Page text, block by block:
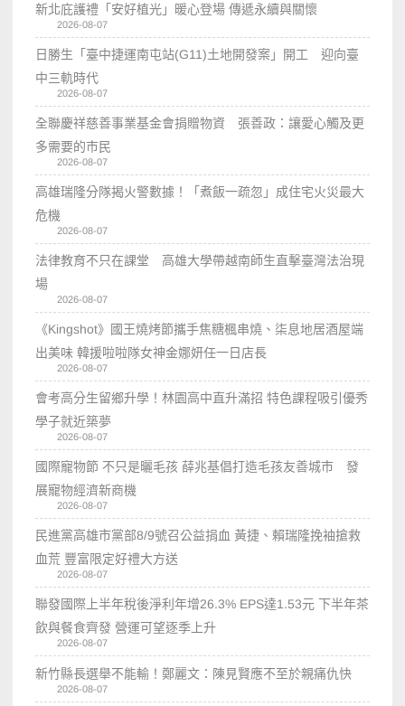
新北庇護禮「安好植光」暖心登場 傳遞永續與關懷
2026-08-07
日勝生「臺中捷運南屯站(G11)土地開發案」開工 迎向臺
中三軌時代
2026-08-07
全聯慶祥慈善事業基金會捐贈物資 張善政：讓愛心觸及更
多需要的市民
2026-08-07
高雄瑞隆分隊揭火警數據！「煮飯一疏忽」成住宅火災最大
危機
2026-08-07
法律教育不只在課堂 高雄大學帶越南師生直擊臺灣法治現
場
2026-08-07
《Kingshot》國王燒烤節攜手焦糖楓串燒、柒息地居酒屋端
出美味 韓援啦啦隊女神金娜妍任一日店長
2026-08-07
會考高分生留鄉升學！林園高中直升滿招 特色課程吸引優秀
學子就近築夢
2026-08-07
國際寵物節 不只是曬毛孩 薛兆基倡打造毛孩友善城市 發
展寵物經濟新商機
2026-08-07
民進黨高雄市黨部8/9號召公益捐血 黃捷、賴瑞隆挽袖搶救
血荒 豐富限定好禮大方送
2026-08-07
聯發國際上半年稅後淨利年增26.3% EPS達1.53元 下半年茶
飲與餐食齊發 營運可望逐季上升
2026-08-07
新竹縣長選舉不能輸！鄭麗文：陳見賢應不至於親痛仇快
2026-08-07